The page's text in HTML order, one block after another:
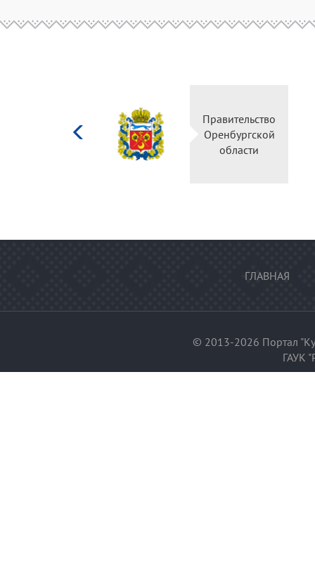
культуры
Российской
Правительство
Оренбургской
области
ГЛАВНАЯ
© 2013-2026 Портал
ГАУК